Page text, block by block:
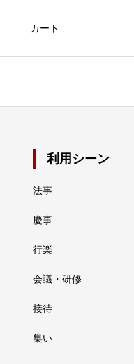
カート
利用シーン
法事
慶事
行楽
会議・研修
接待
集い